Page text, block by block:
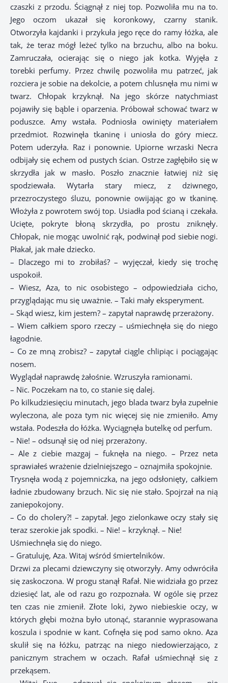
czaszki z przodu. Ściągnął z niej top. Pozwoliła mu na to.
Jego oczom ukazał się koronkowy, czarny stanik.
Otworzyła kajdanki i przykuła jego ręce do ramy łóżka, ale
tak, że teraz mógł leżeć tylko na brzuchu, albo na boku.
Zamruczała, ocierając się o niego jak kotka. Wyjęła z
torebki perfumy. Przez chwilę pozwoliła mu patrzeć, jak
rozciera je sobie na dekolcie, a potem chlusnęła mu nimi w
twarz. Chłopak krzyknął. Na jego skórze natychmiast
pojawiły się bąble i oparzenia. Próbował schować twarz w
poduszce. Amy wstała. Podniosła owinięty materiałem
przedmiot. Rozwinęła tkaninę i uniosła do góry miecz.
Potem uderzyła. Raz i ponownie. Upiorne wrzaski Necra
odbijały się echem od pustych ścian. Ostrze zagłębiło się w
skrzydła jak w masło. Poszło znacznie łatwiej niż się
spodziewała. Wytarła stary miecz, z dziwnego,
przezroczystego śluzu, ponownie owijając go w tkaninę.
Włożyła z powrotem swój top. Usiadła pod ścianą i czekała.
Ucięte, pokryte błoną skrzydła, po prostu zniknęły.
Chłopak, nie mogąc uwolnić rąk, podwinął pod siebie nogi.
Płakał, jak małe dziecko.
– Dlaczego mi to zrobiłaś? – wyjęczał, kiedy się trochę
uspokoił.
– Wiesz, Aza, to nic osobistego – odpowiedziała cicho,
przyglądając mu się uważnie. – Taki mały eksperyment.
– Skąd wiesz, kim jestem? – zapytał naprawdę przerażony.
– Wiem całkiem sporo rzeczy – uśmiechnęła się do niego
łagodnie.
– Co ze mną zrobisz? – zapytał ciągle chlipiąc i pociągając
nosem.
Wyglądał naprawdę żałośnie. Wzruszyła ramionami.
– Nic. Poczekam na to, co stanie się dalej.
Po kilkudziesięciu minutach, jego blada twarz była zupełnie
wyleczona, ale poza tym nic więcej się nie zmieniło. Amy
wstała. Podeszła do łóżka. Wyciągnęła butelkę od perfum.
– Nie! – odsunął się od niej przerażony.
– Ale z ciebie mazgaj – fuknęła na niego. – Przez neta
sprawiałeś wrażenie dzielniejszego – oznajmiła spokojnie.
Trysnęła wodą z pojemniczka, na jego odsłonięty, całkiem
ładnie zbudowany brzuch. Nic się nie stało. Spojrzał na nią
zaniepokojony.
– Co do cholery?! – zapytał. Jego zielonkawe oczy stały się
teraz szerokie jak spodki. – Nie! – krzyknął. – Nie!
Uśmiechnęła się do niego.
– Gratuluję, Aza. Witaj wśród śmiertelników.
Drzwi za plecami dziewczyny się otworzyły. Amy odwróciła
się zaskoczona. W progu stanął Rafał. Nie widziała go przez
dziesięć lat, ale od razu go rozpoznała. W ogóle się przez
ten czas nie zmienił. Złote loki, żywo niebieskie oczy, w
których głębi można było utonąć, starannie wyprasowana
koszula i spodnie w kant. Cofnęła się pod samo okno. Aza
skulił się na łóżku, patrząc na niego niedowierzająco, z
panicznym strachem w oczach. Rafał uśmiechnął się z
przekąsem.